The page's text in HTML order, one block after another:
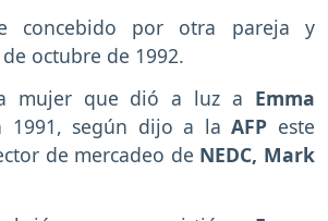
concebido por otra pareja y
octubre de 1992.
mujer que dió a luz a Emma
1991, según dijo a laAFP este
de mercadeo de NEDC, Mark